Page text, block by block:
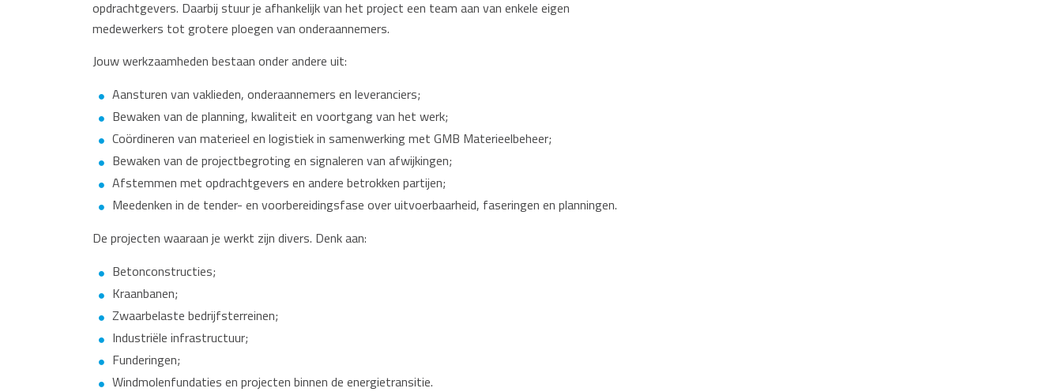
opdrachtgevers. Daarbij stuur je afhankelijk van het project een team aan van enkele eigen
medewerkers tot grotere ploegen van onderaannemers.
Jouw werkzaamheden bestaan onder andere uit:
Aansturen van vaklieden, onderaannemers en leveranciers;
Bewaken van de planning, kwaliteit en voortgang van het werk;
Coördineren van materieel en logistiek in samenwerking met GMB Materieelbeheer;
Bewaken van de projectbegroting en signaleren van afwijkingen;
Afstemmen met opdrachtgevers en andere betrokken partijen;
Meedenken in de tender- en voorbereidingsfase over uitvoerbaarheid, faseringen en planningen.
De projecten waaraan je werkt zijn divers. Denk aan:
Betonconstructies;
Kraanbanen;
Zwaarbelaste bedrijfsterreinen;
Industriële infrastructuur;
Funderingen;
Windmolenfundaties en projecten binnen de energietransitie.